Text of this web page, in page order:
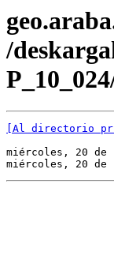
/
[Al directorio
miércoles, 20
miércoles, 20